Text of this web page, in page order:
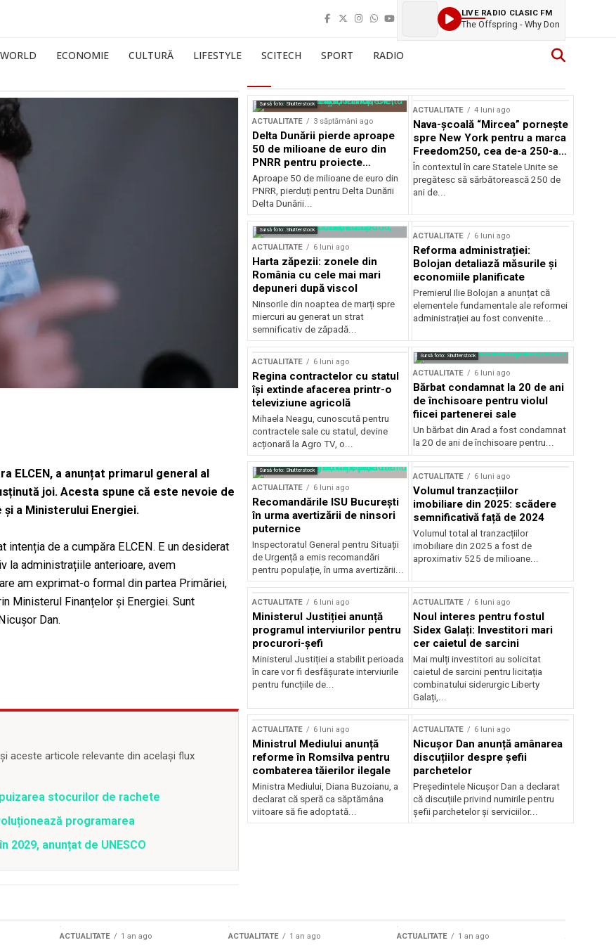
LIVE RADIO CLASIC FM
The Offspring - Why Don
WORLD ECONOMIE CULTURĂ LIFESTYLE SCITECH SPORT RADIO
ELCEN, a anunțat primarul general al
joi. Acesta spune că este nevoie de
și a Ministerului Energiei.
de a cumpăra ELCEN. E un desiderat
la administrațiile anterioare, avem
am exprimat-o formal din partea Primăriei,
Ministerul Finanțelor și Energiei. Sunt
Dan.
aceste articole relevante din același flux
stocurilor de rachete
programarea
2029, anunțat de UNESCO
Sursă foto: Shutterstock
ACTUALITATE 3 săptămâni ago
Delta Dunării pierde aproape
50 de milioane de euro din
PNRR pentru proiecte
esențiale
Aproape 50 de milioane de euro din
PNRR, pierduți pentru Delta Dunării
Delta Dunării...
ACTUALITATE 4 luni ago
Nava-școală “Mircea” pornește
spre New York pentru a marca
Freedom250, cea de-a 250-a
aniversare a Statelor Unite
În contextul în care Statele Unite se
pregătesc să sărbătorească 250 de
ani de...
Sursă foto: Shutterstock
ACTUALITATE 6 luni ago
Harta zăpezii: zonele din
România cu cele mai mari
depuneri după viscol
Ninsorile din noaptea de marți spre
miercuri au generat un strat
semnificativ de zăpadă...
ACTUALITATE 6 luni ago
Reforma administrației:
Bolojan detaliază măsurile și
economiile planificate
Premierul Ilie Bolojan a anunțat că
elementele fundamentale ale reformei
administrației au fost convenite...
ACTUALITATE 6 luni ago
Regina contractelor cu statul
își extinde afacerea printr-o
televiziune agricolă
Mihaela Neagu, cunoscută pentru
contractele sale cu statul, devine
acționară la Agro TV, o...
Sursă foto: Shutterstock
ACTUALITATE 6 luni ago
Bărbat condamnat la 20 de ani
de închisoare pentru violul
fiicei partenerei sale
Un bărbat din Arad a fost condamnat
la 20 de ani de închisoare pentru...
Sursă foto: Shutterstock
ACTUALITATE 6 luni ago
Recomandările ISU București
în urma avertizării de ninsori
puternice
Inspectoratul General pentru Situații
de Urgență a emis recomandări
pentru populație, în urma avertizării...
ACTUALITATE 6 luni ago
Volumul tranzacțiilor
imobiliare din 2025: scădere
semnificativă față de 2024
Volumul total al tranzacțiilor
imobiliare din 2025 a fost de
aproximativ 525 de milioane...
ACTUALITATE 6 luni ago
Ministerul Justiției anunță
programul interviurilor pentru
procurori-șefi
Ministerul Justiției a stabilit perioada
în care vor fi desfășurate interviurile
pentru funcțiile de...
ACTUALITATE 6 luni ago
Noul interes pentru fostul
Sidex Galați: Investitori mari
cer caietul de sarcini
Mai mulți investitori au solicitat
caietul de sarcini pentru licitația
combinatului siderurgic Liberty
Galați,...
ACTUALITATE 6 luni ago
Ministrul Mediului anunță
reforme în Romsilva pentru
combaterea tăierilor ilegale
Ministra Mediului, Diana Buzoianu, a
declarat că speră ca săptămâna
viitoare să fie adoptată...
ACTUALITATE 6 luni ago
Nicușor Dan anunță amânarea
discuțiilor despre șefii
parchetelor
Președintele Nicușor Dan a declarat
că discuțiile privind numirile pentru
șefii parchetelor și serviciilor...
ACTUALITATE 1 an ago ACTUALITATE 1 an ago ACTUALITATE 1 an ago